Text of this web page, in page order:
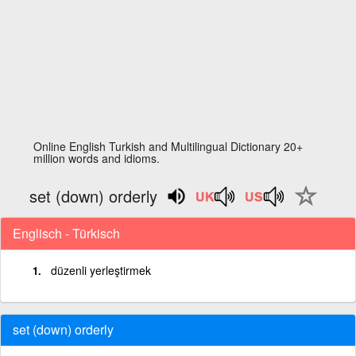
Online English Turkish and Multilingual Dictionary 20+
million words and idioms.
set (down) orderly
Englisch - Türkisch
düzenli yerleştirmek
set (down) orderly